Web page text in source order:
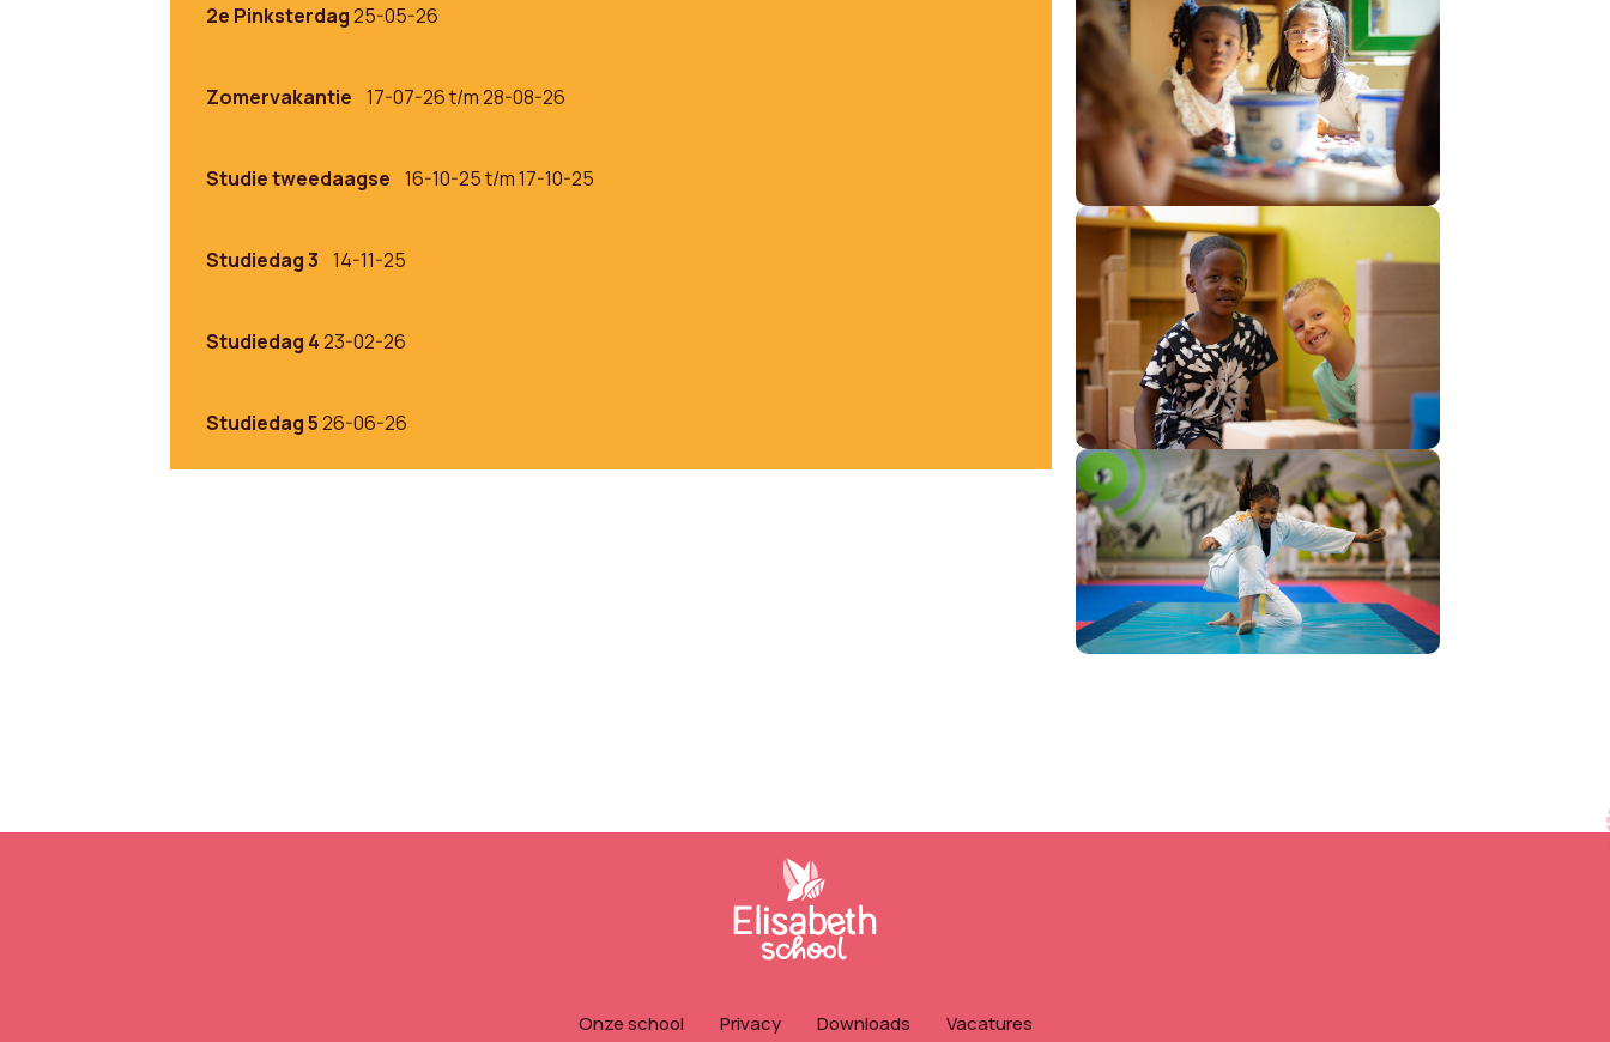
2e Pinksterdag25-05-26
Zomervakantie 17-07-26 t/m 28-08-26
Studie tweedaagse 16-10-25 t/m 17-10-25
Studiedag 3 14-11-25
Studiedag 423-02-26
Studiedag 526-06-26
Onze school Privacy Downloads Vacatures